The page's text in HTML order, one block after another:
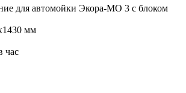
для автомойки Экора-МО 3 с блоком
мм
час